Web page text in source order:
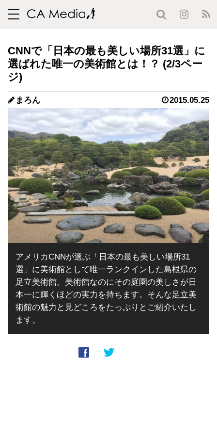
toggle
CNNで「日本の最も美しい場所31選」に
選ばれた唯一の美術館とは！？ (2/3ペー
ジ)
まろん 2015.05.25
アメリカCNNが選ぶ「日本の最も美しい場所31
選」に美術館として唯一ランクインした島根県の
足立美術館。美術館なのにその庭園の美しさが日
本一に輝くほどの実力を持ちます。そんな足立美
術館の魅力と見どころをたっぷりとご紹介いたし
ます。